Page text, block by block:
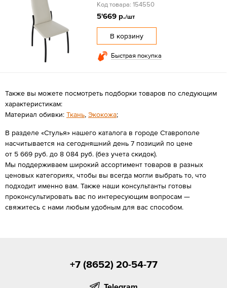
Код товара: 154550
5'669 р./шт
В корзину
Быстрая покупка
Также вы можете посмотреть подборки товаров по следующим
характеристикам:
Материал обивки: Ткань, Экокожа;
В разделе «Стулья» нашего каталога в городе Ставрополе
насчитывается на сегодняшний день 7 позиций по цене
от 5 669 руб. до 8 084 руб. (без учета скидок).
Мы поддерживаем широкий ассортимент товаров в разных
ценовых категориях, чтобы вы всегда могли выбрать то, что
подходит именно вам. Также наши консультанты готовы
проконсультировать вас по интересующим вопросам —
свяжитесь с нами любым удобным для вас способом.
+7 (8652) 20-54-77